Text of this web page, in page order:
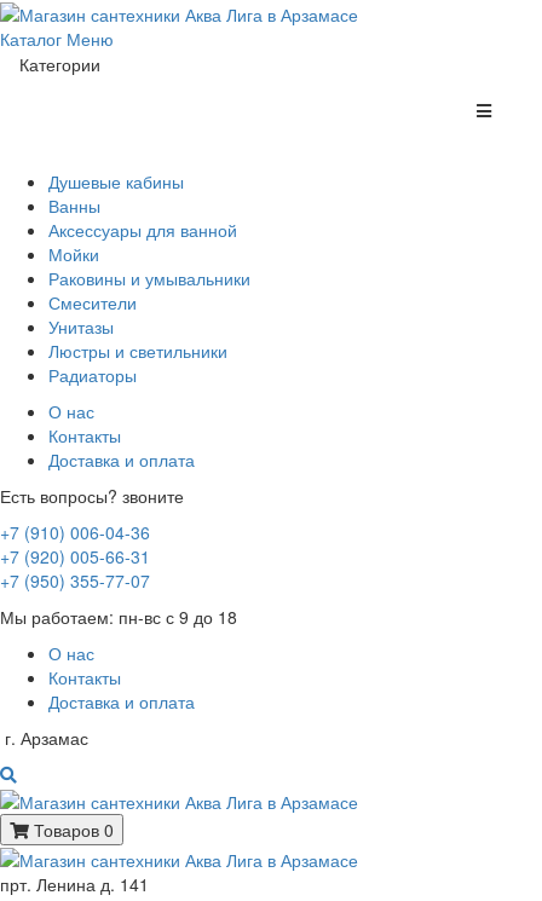
Каталог Меню
Категории
Душевые кабины
Ванны
Аксессуары для ванной
Мойки
Раковины и умывальники
Смесители
Унитазы
Люстры и светильники
Радиаторы
О нас
Контакты
Доставка и оплата
Есть вопросы? звоните
+7 (910) 006-04-36
+7 (920) 005-66-31
+7 (950) 355-77-07
Мы работаем: пн-вс с 9 до 18
О нас
Контакты
Доставка и оплата
г. Арзамас
Товаров 0
прт. Ленина д. 141